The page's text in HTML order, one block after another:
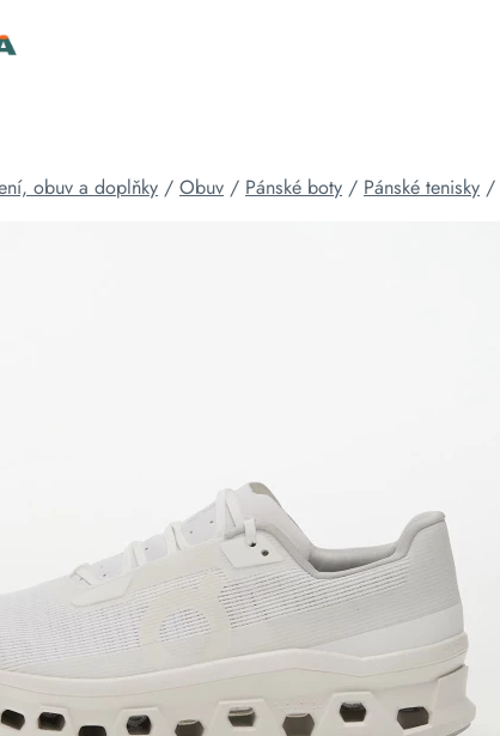
obuv a doplňky / Obuv / Pánské boty / Pánské tenisky /